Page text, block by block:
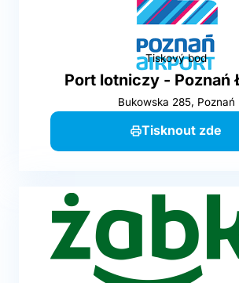
Tiskový bod
Port lotniczy - Poznań
Bukowska 285, Poznań
Tisknout zde